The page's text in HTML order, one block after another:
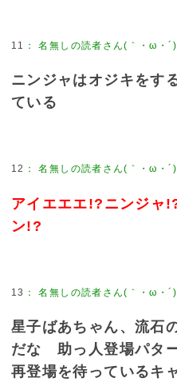
11 ：名無しの読者さん(｀・ω・´)
ニンジャはオジキをす
ている
12 ：名無しの読者さん(｀・ω・´)
アイエエエ!?ニンジャ
ン!?
13 ：名無しの読者さん(｀・ω・´)
星子ばあちゃん、流石
だな 助っ人登場パタ
再登場を待っているキ